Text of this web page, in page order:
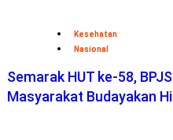
Kesehatan
Nasional
Semarak HUT ke-58,
Masyarakat Budayakan